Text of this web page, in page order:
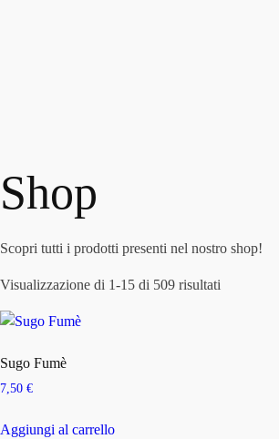
Shop
Scopri tutti i prodotti presenti nel nostro shop!
Visualizzazione di 1-15 di 509 risultati
Sugo Fumè
7,50 €
Aggiungi al carrello